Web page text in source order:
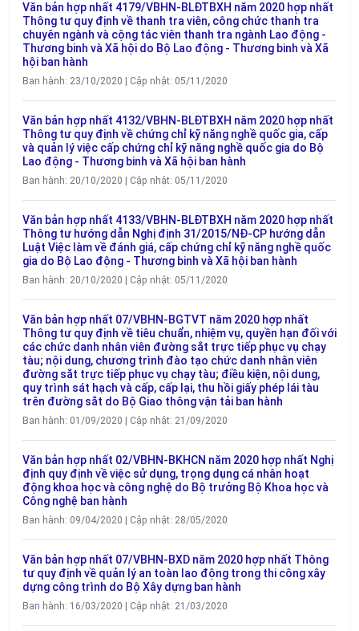
Văn bản hợp nhất 4179/VBHN-BLĐTBXH năm 2020 hợp nhất
Thông tư quy định về thanh tra viên, công chức thanh tra
chuyên ngành và cộng tác viên thanh tra ngành Lao động -
Thương binh và Xã hội do Bộ Lao động - Thương binh và Xã
hội ban hành
Ban hành: 23/10/2020 | Cập nhật: 05/11/2020
Văn bản hợp nhất 4132/VBHN-BLĐTBXH năm 2020 hợp nhất
Thông tư quy định về chứng chỉ kỹ năng nghề quốc gia, cấp
và quản lý việc cấp chứng chỉ kỹ năng nghề quốc gia do Bộ
Lao động - Thương binh và Xã hội ban hành
Ban hành: 20/10/2020 | Cập nhật: 05/11/2020
Văn bản hợp nhất 4133/VBHN-BLĐTBXH năm 2020 hợp nhất
Thông tư hướng dẫn Nghị định 31/2015/NĐ-CP hướng dẫn
Luật Việc làm về đánh giá, cấp chứng chỉ kỹ năng nghề quốc
gia do Bộ Lao động - Thương binh và Xã hội ban hành
Ban hành: 20/10/2020 | Cập nhật: 05/11/2020
Văn bản hợp nhất 07/VBHN-BGTVT năm 2020 hợp nhất
Thông tư quy định về tiêu chuẩn, nhiệm vụ, quyền hạn đối với
các chức danh nhân viên đường sắt trực tiếp phục vụ chạy
tàu; nội dung, chương trình đào tạo chức danh nhân viên
đường sắt trực tiếp phục vụ chạy tàu; điều kiện, nội dung,
quy trình sát hạch và cấp, cấp lại, thu hồi giấy phép lái tàu
trên đường sắt do Bộ Giao thông vận tải ban hành
Ban hành: 01/09/2020 | Cập nhật: 21/09/2020
Văn bản hợp nhất 02/VBHN-BKHCN năm 2020 hợp nhất Nghị
định quy định về việc sử dụng, trọng dụng cá nhân hoạt
động khoa học và công nghệ do Bộ trưởng Bộ Khoa học và
Công nghệ ban hành
Ban hành: 09/04/2020 | Cập nhật: 28/05/2020
Văn bản hợp nhất 07/VBHN-BXD năm 2020 hợp nhất Thông
tư quy định về quản lý an toàn lao động trong thi công xây
dựng công trình do Bộ Xây dựng ban hành
Ban hành: 16/03/2020 | Cập nhật: 21/03/2020